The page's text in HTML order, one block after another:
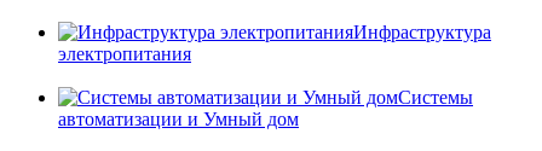
Инфраструктура
электропитания
Системы
автоматизации и Умный дом